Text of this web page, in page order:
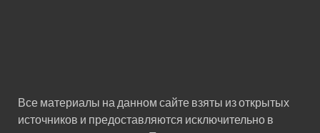
Все материалы на данном сайте взяты из открытых
источников и предоставляются исключительно в